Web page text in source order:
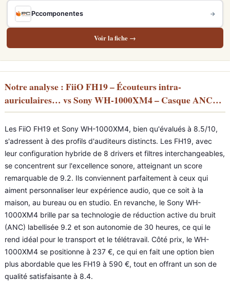
Pccomponentes →
Voir la fiche →
Notre analyse : FiiO FH19 – Écouteurs intra-
auriculaires… vs Sony WH-1000XM4 – Casque ANC…
Les FiiO FH19 et Sony WH-1000XM4, bien qu'évalués à 8.5/10,
s'adressent à des profils d'auditeurs distincts. Les FH19, avec
leur configuration hybride de 8 drivers et filtres interchangeables,
se concentrent sur l'excellence sonore, atteignant un score
remarquable de 9.2. Ils conviennent parfaitement à ceux qui
aiment personnaliser leur expérience audio, que ce soit à la
maison, au bureau ou en studio. En revanche, le Sony WH-
1000XM4 brille par sa technologie de réduction active du bruit
(ANC) labellisée 9.2 et son autonomie de 30 heures, ce qui le
rend idéal pour le transport et le télétravail. Côté prix, le WH-
1000XM4 se positionne à 237 €, ce qui en fait une option bien
plus abordable que les FH19 à 590 €, tout en offrant un son de
qualité satisfaisante à 8.4.